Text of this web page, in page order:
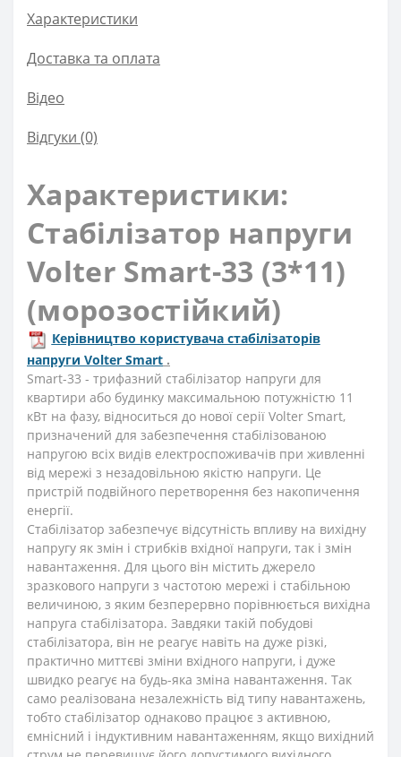
Характеристики
Доставка та оплата
Вiдео
Відгуки (0)
Характеристики:
Стабілізатор напруги
Volter Smart-33 (3*11)
(морозостійкий)
Керівництво користувача стабілізаторів
напруги Volter Smart .
Smart-33 - трифазний стабілізатор напруги для
квартири або будинку максимальною потужністю 11
кВт на фазу, відноситься до нової серії Volter Smart,
призначений для забезпечення стабілізованою
напругою всіх видів електроспоживачів при живленні
від мережі з незадовільною якістю напруги. Це
пристрій подвійного перетворення без накопичення
енергії.
Стабілізатор забезпечує відсутність впливу на вихідну
напругу як змін і стрибків вхідної напруги, так і змін
навантаження. Для цього він містить джерело
зразкового напруги з частотою мережі і стабільною
величиною, з яким безперервно порівнюється вихідна
напруга стабілізатора. Завдяки такій побудові
стабілізатора, він не реагує навіть на дуже різкі,
практично миттєві зміни вхідного напруги, і дуже
швидко реагує на будь-яка зміна навантаження. Так
само реалізована незалежність від типу навантажень,
тобто стабілізатор однаково працює з активною,
ємнісний і індуктивним навантаженням, якщо вихідний